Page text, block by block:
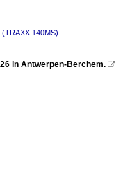
140MS)
in Antwerpen-Berchem. 